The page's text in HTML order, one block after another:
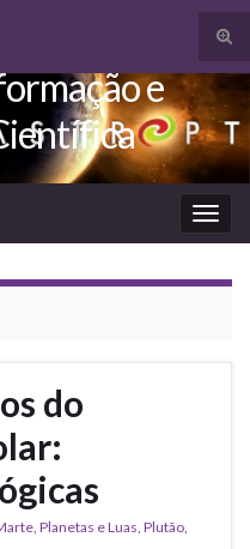
e
do
, Planetas e Luas, Plutão,